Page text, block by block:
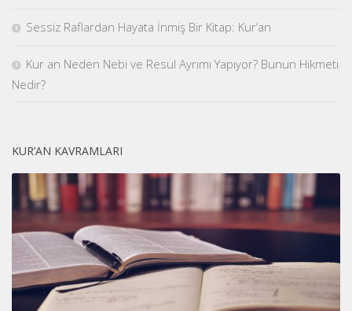
Sessiz Raflardan Hayata İnmiş Bir Kitap: Kur’an
Kur an Neden Nebi ve Resul Ayrımı Yapıyor? Bunun Hikmeti
Nedir?
KUR’AN KAVRAMLARI